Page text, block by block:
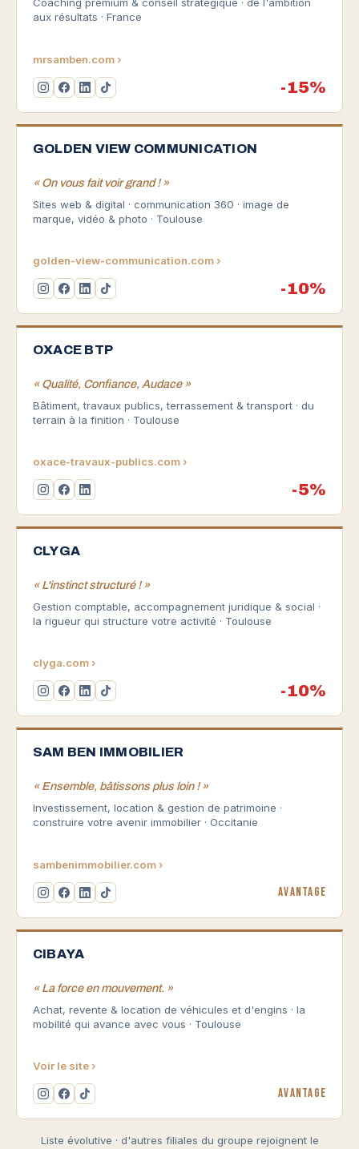
Coaching premium & conseil stratégique · de l'ambition
aux résultats · France
mrsamben.com ›
-15%
GOLDEN VIEW COMMUNICATION
« On vous fait voir grand ! »
Sites web & digital · communication 360 · image de
marque, vidéo & photo · Toulouse
golden-view-communication.com ›
-10%
OXACE BTP
« Qualité, Confiance, Audace »
Bâtiment, travaux publics, terrassement & transport · du
terrain à la finition · Toulouse
oxace-travaux-publics.com ›
-5%
CLYGA
« L'instinct structuré ! »
Gestion comptable, accompagnement juridique & social ·
la rigueur qui structure votre activité · Toulouse
clyga.com ›
-10%
SAM BEN IMMOBILIER
« Ensemble, bâtissons plus loin ! »
Investissement, location & gestion de patrimoine ·
construire votre avenir immobilier · Occitanie
sambenimmobilier.com ›
Avantage
CIBAYA
« La force en mouvement. »
Achat, revente & location de véhicules et d'engins · la
mobilité qui avance avec vous · Toulouse
Voir le site ›
Avantage
Liste évolutive · d'autres filiales du groupe rejoignent le